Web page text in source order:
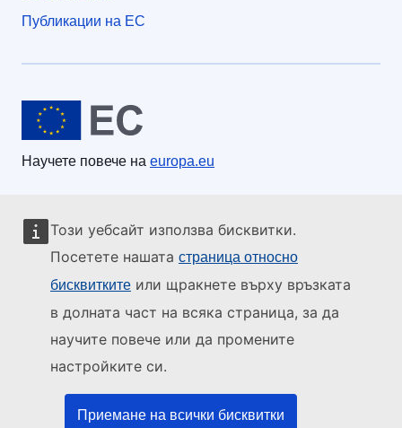
Този уебсайт използва бисквитки.
Посетете нашата страница относно
бисквитките или щракнете върху връзката
в долната част на всяка страница, за да
научите повече или да промените
настройките си.
Приемане на всички бисквитки
Публикации на ЕС
Европейски съюз
Научете повече на europa.eu
Обадете ни се на 00 800 6 7 8 9 10 11
Използвайте други телефонни номера
Пишете ни чрез нашия формуляр за връзка
Срещнете се с нас в център на ЕС
Социални медии